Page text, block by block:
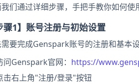
们通过详细步骤，手把手教你如何
骤1】账号注册与初始设置
要完成Genspark账号的注册和基本设
问Genspark官网： https://
击右上角"注册/登录"按钮